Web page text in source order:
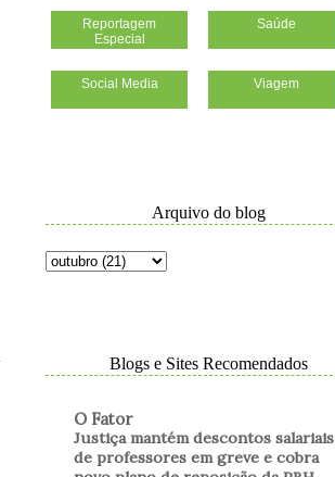
Reportagem
Especial
Saúde
Social Media Viagem
Arquivo do blog
Blogs e Sites Recomendados
O Fator
Justiça mantém descontos salariais
de professores em greve e cobra